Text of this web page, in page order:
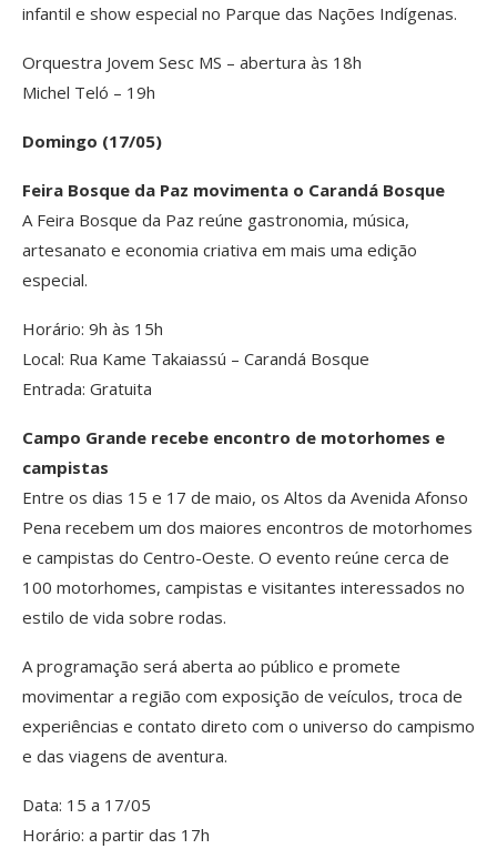
infantil e show especial no Parque das Nações Indígenas.
Orquestra Jovem Sesc MS – abertura às 18h
Michel Teló – 19h
Domingo (17/05)
Feira Bosque da Paz movimenta o Carandá Bosque
A Feira Bosque da Paz reúne gastronomia, música,
artesanato e economia criativa em mais uma edição
especial.
Horário: 9h às 15h
Local: Rua Kame Takaiassú – Carandá Bosque
Entrada: Gratuita
Campo Grande recebe encontro de motorhomes e
campistas
Entre os dias 15 e 17 de maio, os Altos da Avenida Afonso
Pena recebem um dos maiores encontros de motorhomes
e campistas do Centro-Oeste. O evento reúne cerca de
100 motorhomes, campistas e visitantes interessados no
estilo de vida sobre rodas.
A programação será aberta ao público e promete
movimentar a região com exposição de veículos, troca de
experiências e contato direto com o universo do campismo
e das viagens de aventura.
Data: 15 a 17/05
Horário: a partir das 17h